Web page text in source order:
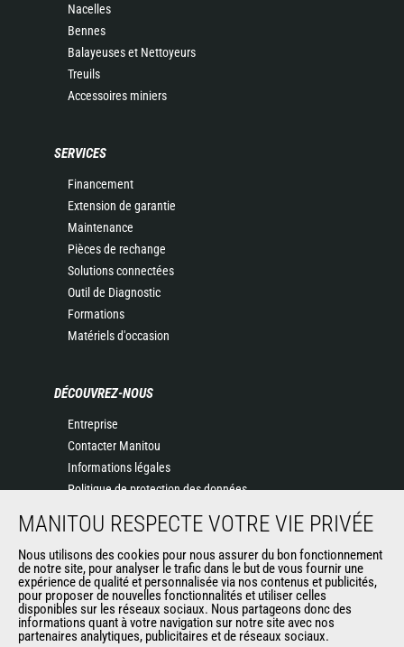
Nacelles
Bennes
Balayeuses et Nettoyeurs
Treuils
Accessoires miniers
SERVICES
Financement
Extension de garantie
Maintenance
Pièces de rechange
Solutions connectées
Outil de Diagnostic
Formations
Matériels d'occasion
DÉCOUVREZ-NOUS
Entreprise
Contacter Manitou
Informations légales
Politique de protection des données
Actualités
Historique
CGV Manitou BF
AUTRES SITES DU GROUPE
MANITOU RESPECTE VOTRE VIE PRIVÉE
Nous utilisons des cookies pour nous assurer du bon fonctionnement
de notre site, pour analyser le trafic dans le but de vous fournir une
expérience de qualité et personnalisée via nos contenus et publicités,
pour proposer de nouvelles fonctionnalités et utiliser celles
disponibles sur les réseaux sociaux. Nous partageons donc des
informations quant à votre navigation sur notre site avec nos
partenaires analytiques, publicitaires et de réseaux sociaux.